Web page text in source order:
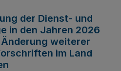
der Dienst- und
in den Jahren 2026
weiterer
im Land